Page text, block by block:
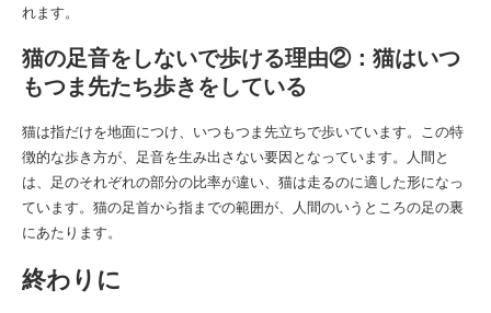
れます。
猫の足音をしないで歩ける理由②：猫はいつ
もつま先たち歩きをしている
猫は指だけを地面につけ、いつもつま先立ちで歩いています。この特
徴的な歩き方が、足音を生み出さない要因となっています。人間と
は、足のそれぞれの部分の比率が違い、猫は走るのに適した形になっ
ています。猫の足首から指までの範囲が、人間のいうところの足の裏
にあたります。
終わりに